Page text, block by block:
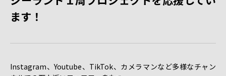
ます！
Instagram、Youtube、TikTok、カメラマンなど多様なチャン